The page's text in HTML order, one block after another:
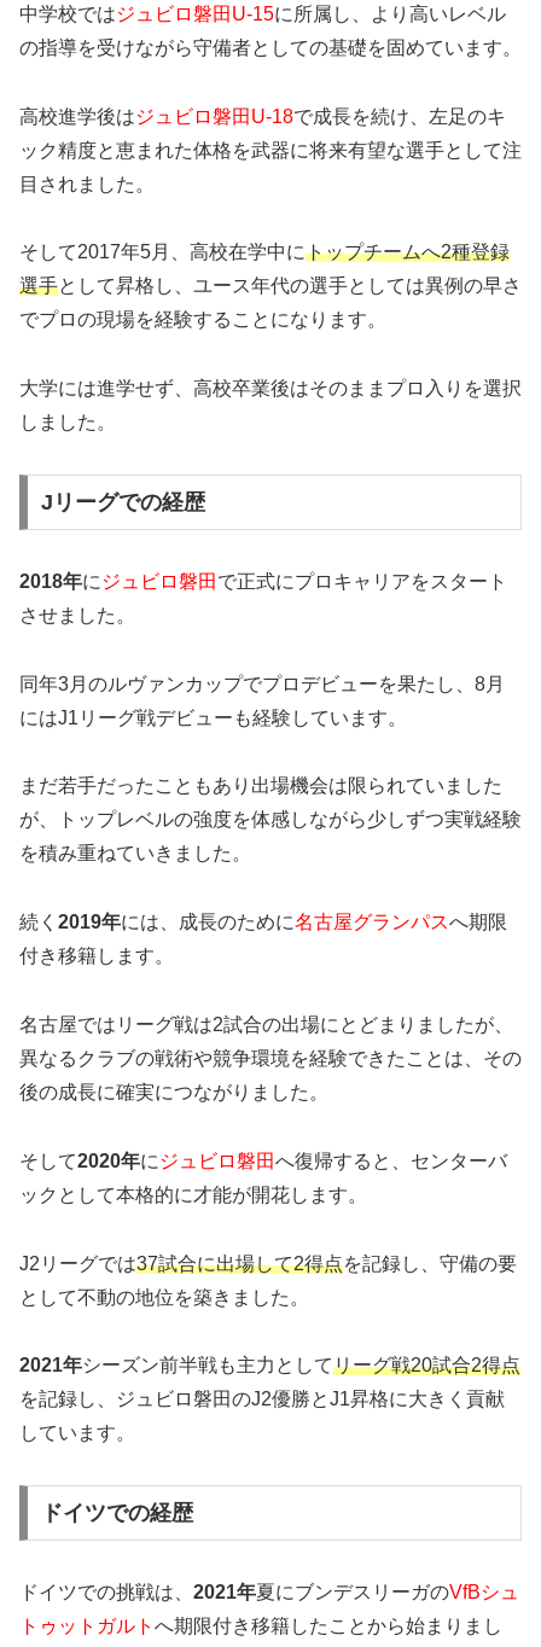
中学校ではジュビロ磐田U-15に所属し、より高いレベル
の指導を受けながら守備者としての基礎を固めています。
高校進学後はジュビロ磐田U-18で成長を続け、左足のキ
ック精度と恵まれた体格を武器に将来有望な選手として注
目されました。
そして2017年5月、高校在学中にトップチームへ2種登録
選手として昇格し、ユース年代の選手としては異例の早さ
でプロの現場を経験することになります。
大学には進学せず、高校卒業後はそのままプロ入りを選択
しました。
Jリーグでの経歴
2018年に ジュビロ磐田 で正式にプロキャリアをスタート
させました。
同年3月のルヴァンカップでプロデビューを果たし、8月
にはJ1リーグ戦デビューも経験しています。
まだ若手だったこともあり出場機会は限られていました
が、トップレベルの強度を体感しながら少しずつ実戦経験
を積み重ねていきました。
続く 2019年には、成長のために名古屋グランパスへ期限
付き移籍します。
名古屋ではリーグ戦は2試合の出場にとどまりましたが、
異なるクラブの戦術や競争環境を経験できたことは、その
後の成長に確実につながりました。
そして2020年に ジュビロ磐田へ復帰すると、センターバ
ックとして本格的に才能が開花します。
J2リーグでは37試合に出場して2得点を記録し、守備の要
として不動の地位を築きました。
2021年シーズン前半戦も主力としてリーグ戦20試合2得点
を記録し、ジュビロ磐田のJ2優勝とJ1昇格に大きく貢献
しています。
ドイツでの経歴
ドイツでの挑戦は、 2021年夏にブンデスリーガのVfBシュ
トゥットガルト へ期限付き移籍したことから始まりまし